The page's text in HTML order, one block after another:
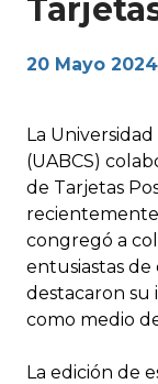
20 Mayo 2024
La
(UABCS)
de Tarjetas
congregó a
entusiastas de
destacaron su
como medio
La edición de